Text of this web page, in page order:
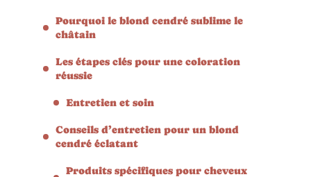
Pourquoi le blond cendré sublime le
châtain
Les étapes clés pour une coloration
réussie
Entretien et soin
Conseils d’entretien pour un blond
cendré éclatant
Produits spécifiques pour cheveux